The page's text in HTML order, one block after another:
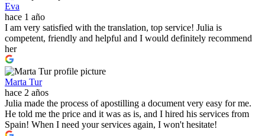
Eva
hace 1 año
I am very satisfied with the translation, top service! Julia is
competent, friendly and helpful and I would definitely recommend
her
Marta Tur
hace 2 años
Julia made the process of apostilling a document very easy for me.
He told me the price and it was as is, and I hired his services from
Spain! When I need your services again, I won't hesitate!